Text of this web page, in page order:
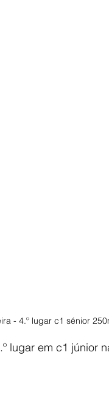
- 4.º lugar c1 sénior
lugar em c1 júnior